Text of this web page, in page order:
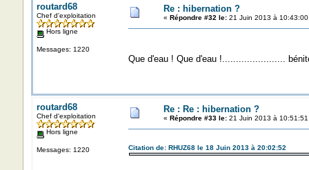
routard68
Chef d'exploitation
Hors ligne
Messages: 1220
Re : hibernation ?
« Répondre #32 le:21 Juin 2013 à 10:43:00
Que d'eau ! Que d'eau !.......................
routard68
Chef d'exploitation
Hors ligne
Messages: 1220
Re : Re : hibernation ?
« Répondre #33 le:21 Juin 2013 à 10:51:51
Citation de: RHUZ68 le 18 Juin 2013 à 20:02:52